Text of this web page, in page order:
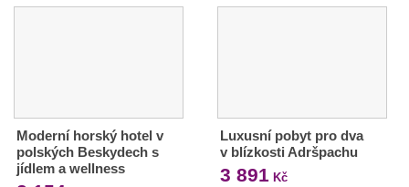
Moderní horský hotel v
polských Beskydech s
jídlem a wellness
Luxusní pobyt pro dva
v blízkosti Adršpachu
3 891 Kč